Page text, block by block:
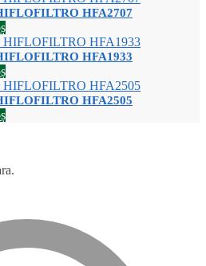
HFA2707
HFA1933
HFA2505